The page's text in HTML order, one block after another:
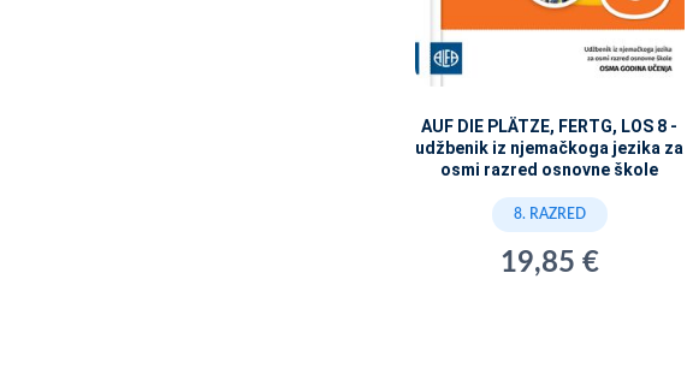
AUF DIE PLÄTZE, FERTG, LOS 8 -
udžbenik iz njemačkoga jezika za
osmi razred osnovne škole
8. RAZRED
19,85 €